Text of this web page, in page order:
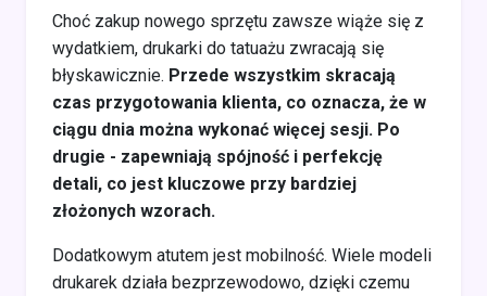
Choć zakup nowego sprzętu zawsze wiąże się z
wydatkiem, drukarki do tatuażu zwracają się
błyskawicznie. Przede wszystkim skracają
czas przygotowania klienta, co oznacza, że w
ciągu dnia można wykonać więcej sesji. Po
drugie - zapewniają spójność i perfekcję
detali, co jest kluczowe przy bardziej
złożonych wzorach.
Dodatkowym atutem jest mobilność. Wiele modeli
drukarek działa bezprzewodowo, dzięki czemu